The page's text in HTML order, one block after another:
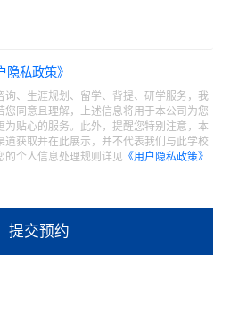
隐私政策》
询、生涯规划、留学、背提、研学服务，我
您同意且理解，上述信息将用于本公司为您
为贴心的服务。此外，提醒您特别注意，本
道获取并在此展示，并不代表我们与此学校
的个人信息处理规则详见 《用户隐私政策》
提交预约